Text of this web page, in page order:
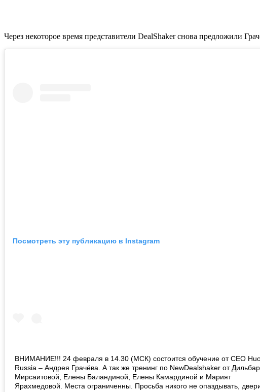
Через некоторое время представители DealShaker снова предложили
Посмотреть эту публикацию в Instagram
ВНИМАНИЕ!!! 24 февраля в 14.30 (МСК) состоится обучение от CEO
Russia – Андрея Грачёва. А так же тренинг по NewDealshaker от Дильбар
Мирсаитовой, Елены Баландиной, Елены Камардиной и Марият
Ярахмедовой. Места ограниченны. Просьба никого не опаздывать,